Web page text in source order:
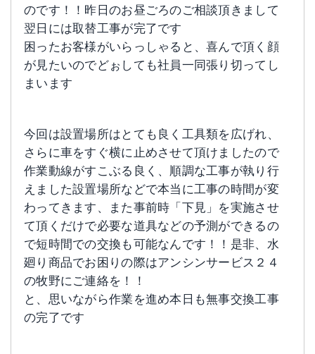
のです！！昨日のお昼ごろのご相談頂きまして
翌日には取替工事が完了です
困ったお客様がいらっしゃると、喜んで頂く顔
が見たいのでどぉしても社員一同張り切ってし
まいます
今回は設置場所はとても良く工具類を広げれ、
さらに車をすぐ横に止めさせて頂けましたので
作業動線がすこぶる良く、順調な工事が執り行
えました設置場所などで本当に工事の時間が変
わってきます、また事前時「下見」を実施させ
て頂くだけで必要な道具などの予測ができるの
で短時間での交換も可能なんです！！是非、水
廻り商品でお困りの際はアンシンサービス２４
の牧野にご連絡を！！
と、思いながら作業を進め本日も無事交換工事
の完了です